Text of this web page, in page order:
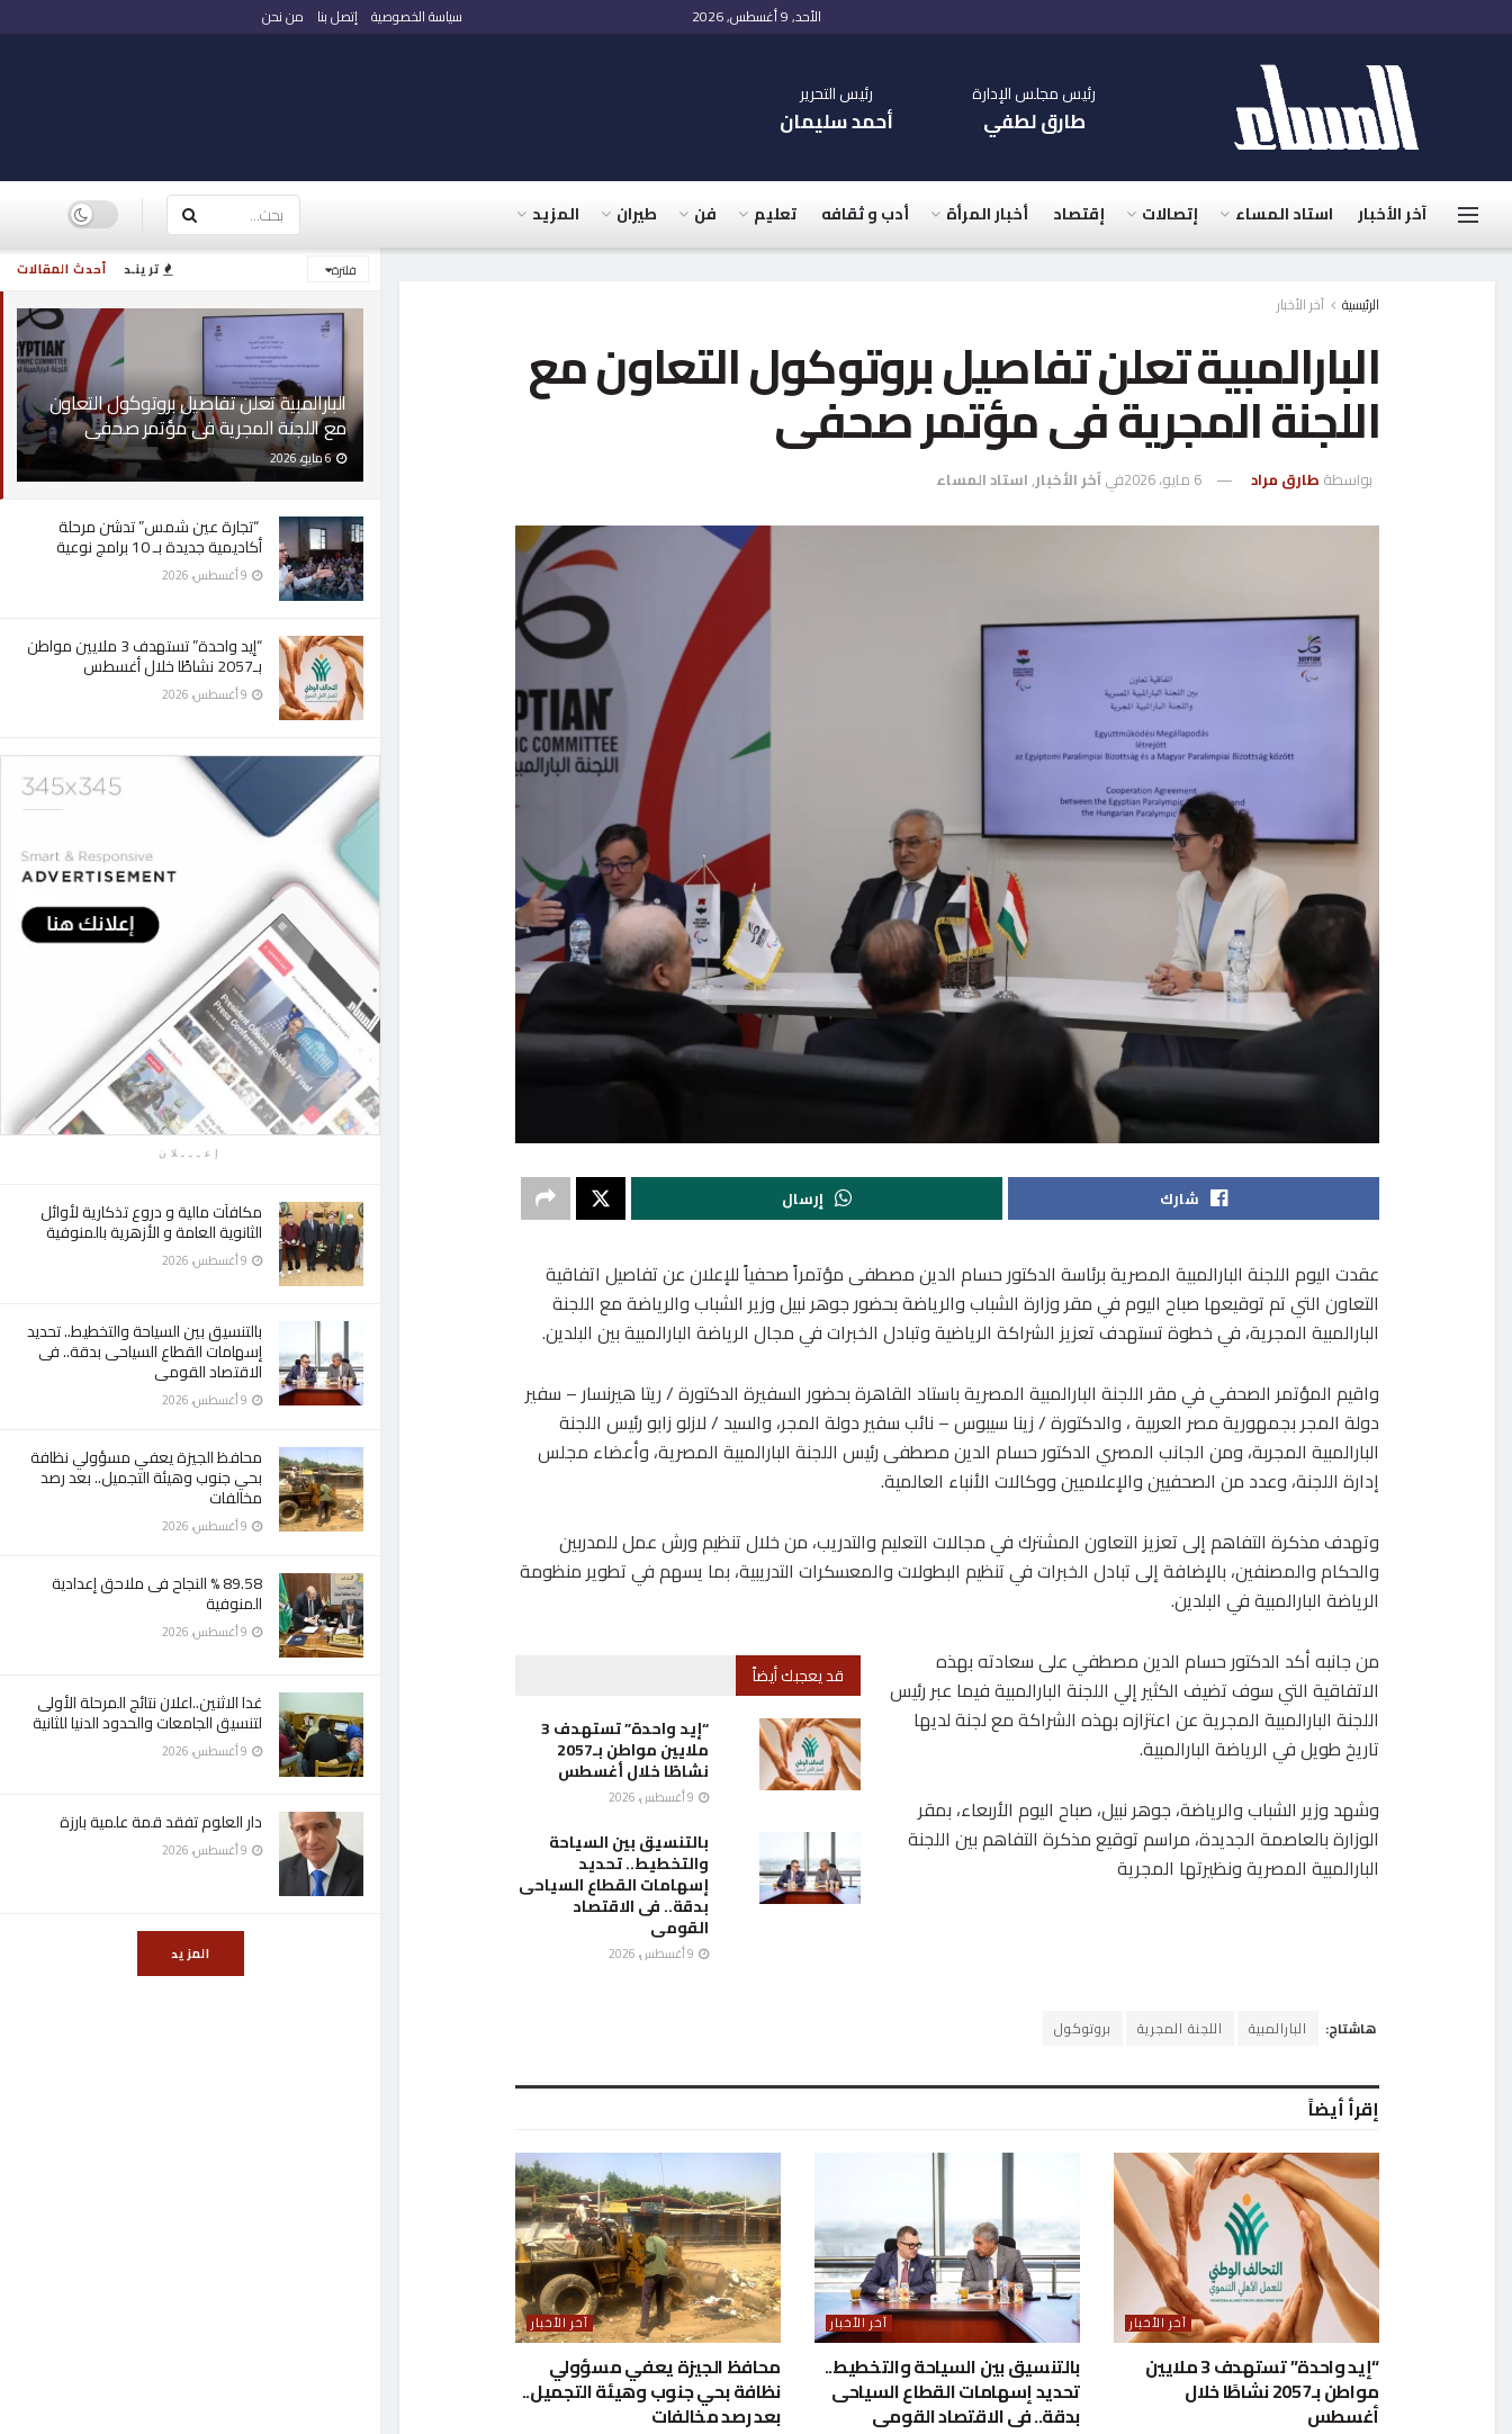
أحدث المقالات ترينـد فلترة
البارالمبية تعلن تفاصيل بروتوكول التعاون
مع اللجنة المجرية فى مؤتمر صحفى
6 مايو، 2026
“تجارة عين شمس” تدشن مرحلة
أكاديمية جديدة بـ 10 برامج نوعية
“إيد واحدة” تستهدف 3 ملايين مواطن
بـ2057 نشاطًا خلال أغسطس
إعـــلان
مكافآت مالية و دروع تذكارية لأوائل
الثانوية العامة و الأزهرية بالمنوفية
بالتنسيق بين السياحة والتخطيط.. تحديد
إسهامات القطاع السياحى بدقة.. فى
الاقتصاد القومى
محافظ الجيزة يعفي مسؤولي نظافة
بحي جنوب وهيئة التجميل.. بعد رصد
مخالفات
89.58 % النجاح فى ملاحق إعدادية
المنوفية
غدا الاثنين..اعلان نتائج المرحلة الأولى
لتنسيق الجامعات والحدود الدنيا للثانية
دار العلوم تفقد قمة علمية بارزة
المزيد
الأحد, 9 أغسطس, 2026 سياسة الخصوصية إتصل بنا من نحن
رئيس مجلس الإدارة
طارق لطفي
رئيس التحرير
أحمد سليمان
آخر الأخبار استاد المساء إتصالات إقتصاد أخبار المرأة أدب و ثقافه تعليم فن طيران المزيد
الرئيسية آخر الأخبار
البارالمبية تعلن تفاصيل بروتوكول التعاون مع
اللجنة المجرية فى مؤتمر صحفى
بواسطة طارق مراد 6 مايو، 2026 فيآخر الأخبار,استاد المساء
شارك إرسال
عقدت اليوم اللجنة البارالمبية المصرية برئاسة الدكتور حسام الدين مصطفى مؤتمراً صحفياً للإعلان عن تفاصيل اتفاقية
التعاون التي تم توقيعها صباح اليوم في مقر وزارة الشباب والرياضة بحضور جوهر نبيل وزير الشباب والرياضة مع اللجنة
البارالمبية المجرية، في خطوة تستهدف تعزيز الشراكة الرياضية وتبادل الخبرات في مجال الرياضة البارالمبية بين البلدين.
واقيم المؤتمر الصحفي في مقر اللجنة البارالمبية المصرية باستاد القاهرة بحضور السفيرة الدكتورة / ريتا هيرنسار – سفير
دولة المجر بجمهورية مصر العربية ، والدكتورة / زينا سيبوس – نائب سفير دولة المجر، والسيد / لازلو زابو رئيس اللجنة
البارالمبية المجربة، ومن الجانب المصري الدكتور حسام الدين مصطفى رئيس اللجنة البارالمبية المصرية، وأعضاء مجلس
إدارة اللجنة، وعدد من الصحفيين والإعلاميين ووكالات الأنباء العالمية.
‎وتهدف مذكرة التفاهم إلى تعزيز التعاون المشترك في مجالات التعليم والتدريب، من خلال تنظيم ورش عمل للمدربين
والحكام والمصنفين، بالإضافة إلى تبادل الخبرات في تنظيم البطولات والمعسكرات التدريبية، بما يسهم في تطوير منظومة
الرياضة البارالمبية في البلدين.
قد يعجبك أيضاً
“إيد واحدة” تستهدف 3
ملايين مواطن بـ2057
نشاطًا خلال أغسطس
بالتنسيق بين السياحة
والتخطيط.. تحديد
إسهامات القطاع السياحى
بدقة.. فى الاقتصاد
القومى
من جانبه أكد الدكتور حسام الدين مصطفي على سعادته بهذه
الاتفاقية التي سوف تضيف الكثير إلي اللجنة البارالمبية فيما عبر رئيس
اللجنة البارالمبية المجرية عن اعتزازه بهذه الشراكة مع لجنة لديها
تاريخ طويل في الرياضة البارالمبية.
وشهد وزير الشباب والرياضة، جوهر نبيل، صباح اليوم الأربعاء، بمقر
الوزارة بالعاصمة الجديدة، مراسم توقيع مذكرة التفاهم بين اللجنة
البارالمبية المصرية ونظيرتها المجرية
هاشتاج: البارالمبية اللجنة المجرية بروتوكول
إقرأ أيضاً
آخر الأخبار
“إيد واحدة” تستهدف 3 ملايين
مواطن بـ2057 نشاطًا خلال
أغسطس
آخر الأخبار
بالتنسيق بين السياحة والتخطيط..
تحديد إسهامات القطاع السياحى
بدقة.. فى الاقتصاد القومى
آخر الأخبار
محافظ الجيزة يعفي مسؤولي
نظافة بحي جنوب وهيئة التجميل..
بعد رصد مخالفات